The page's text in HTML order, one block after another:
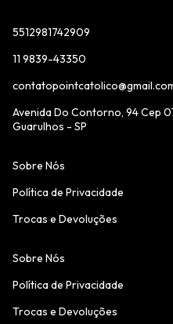
5512981742909
11 9839-43350
Avenida Do Contorno, 94 Cep
Guarulhos - SP
Sobre Nós
Política de Privacidade
Trocas e Devoluções
Sobre Nós
Política de Privacidade
Trocas e Devoluções